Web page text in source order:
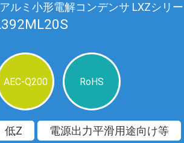
ルミ小形電解コンデンサ LXZシリ
AEC-Q200 RoHS
低Z 電源出力平滑用途向け等